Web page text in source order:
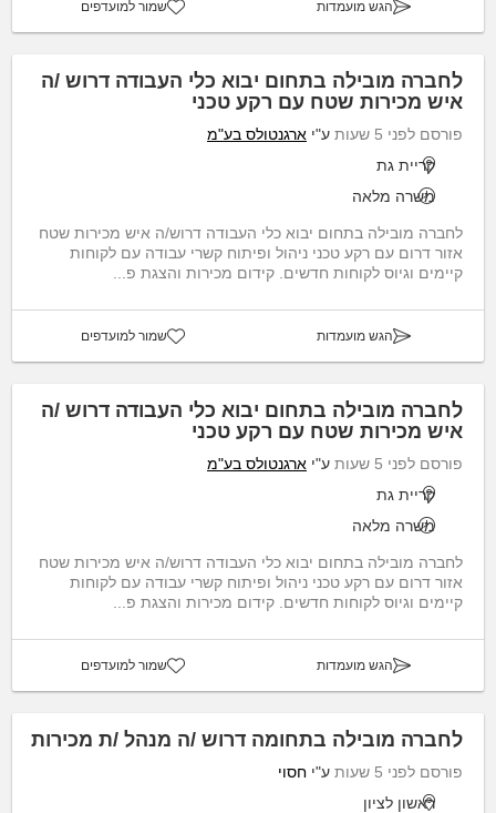
הגש מועמדות שמור למועדפים
לחברה מובילה בתחום יבוא כלי העבודה דרוש /ה
איש מכירות שטח עם רקע טכני
פורסם לפני 5 שעות ע"י ארגנטולס בע"מ
קריית גת
משרה מלאה
לחברה מובילה בתחום יבוא כלי העבודה דרוש/ה איש מכירות שטח
אזור דרום עם רקע טכני ניהול ופיתוח קשרי עבודה עם לקוחות
קיימים וגיוס לקוחות חדשים. קידום מכירות והצגת פ...
הגש מועמדות שמור למועדפים
לחברה מובילה בתחום יבוא כלי העבודה דרוש /ה
איש מכירות שטח עם רקע טכני
פורסם לפני 5 שעות ע"י ארגנטולס בע"מ
קריית גת
משרה מלאה
לחברה מובילה בתחום יבוא כלי העבודה דרוש/ה איש מכירות שטח
אזור דרום עם רקע טכני ניהול ופיתוח קשרי עבודה עם לקוחות
קיימים וגיוס לקוחות חדשים. קידום מכירות והצגת פ...
הגש מועמדות שמור למועדפים
לחברה מובילה בתחומה דרוש /ה מנהל /ת מכירות
פורסם לפני 5 שעות ע"י חסוי
ראשון לציון